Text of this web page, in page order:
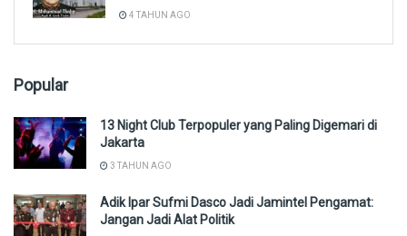
4 TAHUN AGO
Popular
13 Night Club Terpopuler yang Paling Digemari di
Jakarta
3 TAHUN AGO
Adik Ipar Sufmi Dasco Jadi Jamintel Pengamat:
Jangan Jadi Alat Politik